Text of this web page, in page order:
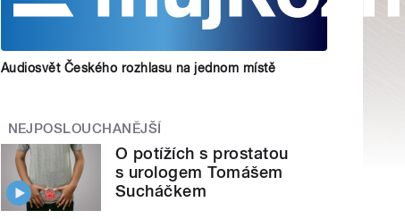
Audiosvět Českého rozhlasu na jednom místě
NEJPOSLOUCHANĚJŠÍ
O potížích s prostatou
s urologem Tomášem
Sucháčkem